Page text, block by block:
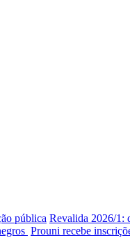
pública Revalida 2026/1:
Prouni recebe